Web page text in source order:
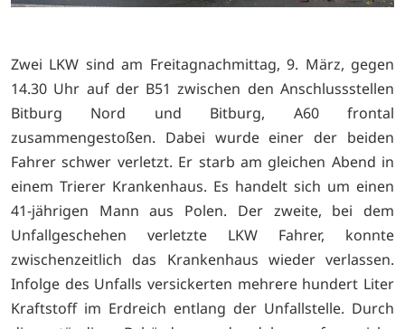
Zwei LKW sind am Freitagnachmittag, 9. März, gegen
14.30 Uhr auf der B51 zwischen den Anschlussstellen
Bitburg Nord und Bitburg, A60 frontal
zusammengestoßen. Dabei wurde einer der beiden
Fahrer schwer verletzt. Er starb am gleichen Abend in
einem Trierer Krankenhaus. Es handelt sich um einen
41-jährigen Mann aus Polen. Der zweite, bei dem
Unfallgeschehen verletzte LKW Fahrer, konnte
zwischenzeitlich das Krankenhaus wieder verlassen.
Infolge des Unfalls versickerten mehrere hundert Liter
Kraftstoff im Erdreich entlang der Unfallstelle. Durch